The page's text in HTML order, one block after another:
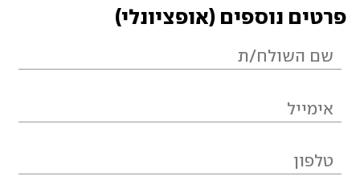
פרטים נוספים (אופציונלי)